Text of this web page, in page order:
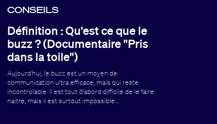
CONSEILS
Définition : Qu'est ce que le
buzz ? (Documentaire "Pris
dans la toile")
Aujourd'hui, le buzz est un moyen de
communication ultra efficace, mais qui reste
incontrolable. Il est tout d'abord difficile de le faire
naitre, mais il est surtout impossible…